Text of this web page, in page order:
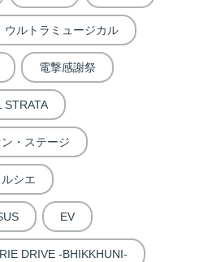
ウルトラミュージカル
電撃感謝祭
STRATA
・ステージ
シエ
EV
DRIVE -BHIKKHUNI-